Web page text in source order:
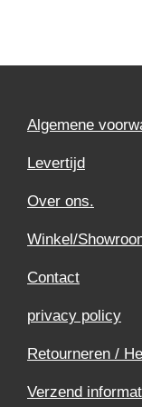
Algemene
Levertijd
Over ons.
Winkel/
Contact
privacy policy
Retourneren /
Verzend